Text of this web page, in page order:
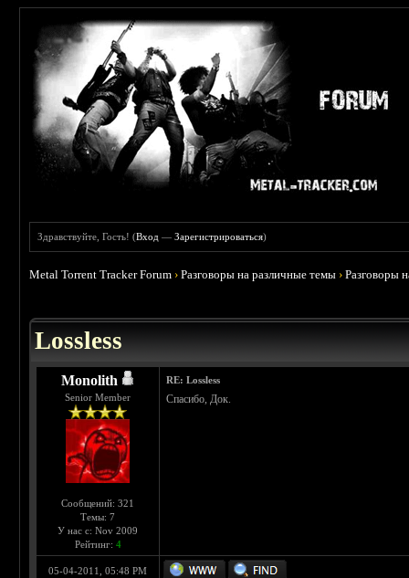
Здравствуйте, Гость! (Вход —Зарегистрироваться)
Metal Torrent Tracker Forum ›Разговоры на различные темы ›Разговоры
Lossless
Monolith
Senior Member
Сообщений: 321
Темы: 7
У нас с: Nov 2009
Рейтинг: 4
RE: Lossless
Спасибо, Док.
05-04-2011, 05:48 PM